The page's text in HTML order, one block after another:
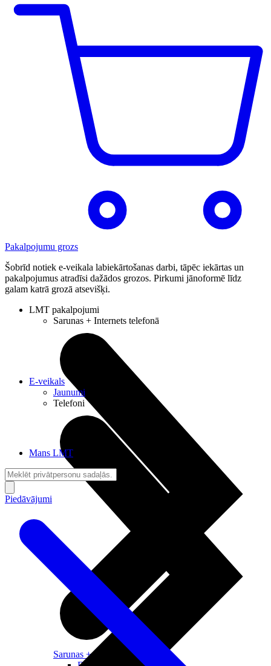
Pakalpojumu grozs
Šobrīd notiek e-veikala labiekārtošanas darbi, tāpēc iekārtas un
pakalpojumus atradīsi dažādos grozos. Pirkumi jānoformē līdz
galam katrā grozā atsevišķi.
LMT pakalpojumi
Sarunas + Internets telefonā
Sarunas + Internets
E-veikals
Jaunumi
Telefoni
Mans LMT
Piedāvājumi